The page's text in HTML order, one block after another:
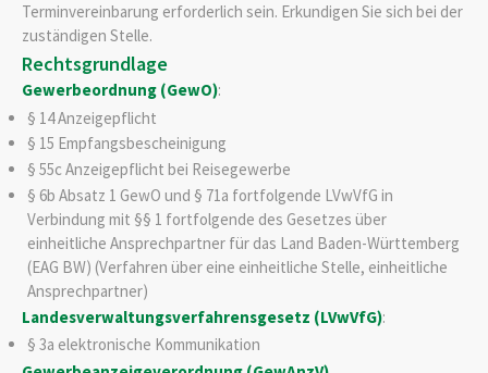
Terminvereinbarung erforderlich sein. Erkundigen Sie sich bei der
zuständigen Stelle.
Rechtsgrundlage
Gewerbeordnung (GewO):
§ 14 Anzeigepflicht
§ 15 Empfangsbescheinigung
§ 55c Anzeigepflicht bei Reisegewerbe
§ 6b Absatz 1 GewO und § 71a fortfolgende LVwVfG in
Verbindung mit §§ 1 fortfolgende des Gesetzes über
einheitliche Ansprechpartner für das Land Baden-Württemberg
(EAG BW) (Verfahren über eine einheitliche Stelle, einheitliche
Ansprechpartner)
Landesverwaltungsverfahrensgesetz (LVwVfG):
§ 3a elektronische Kommunikation